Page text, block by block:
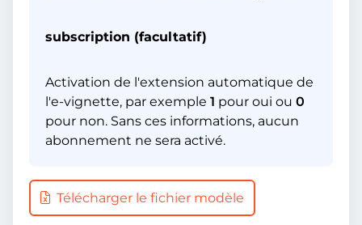
subscription (facultatif)
Activation de l'extension automatique de
l'e-vignette, par exemple 1 pour oui ou 0
pour non. Sans ces informations, aucun
abonnement ne sera activé.
Télécharger le fichier modèle